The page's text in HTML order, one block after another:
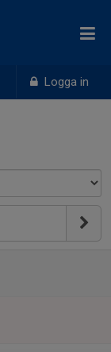
Logga in